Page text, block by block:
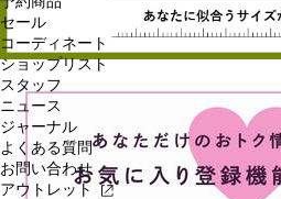
セール
コーディネート
ショップリスト
スタッフ
ニュース
ジャーナル
よくある質問
お問い合わせ
アウトレット